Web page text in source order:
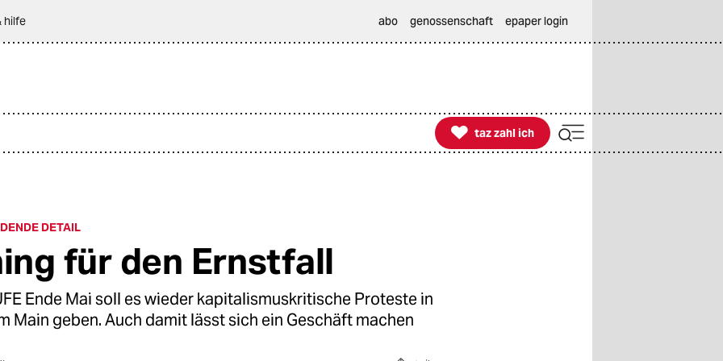
hilfe abo genossenschaft epaper login

taz zahl ich
taz zahl ich
DETAIL
für den Ernstfall
Ende Mai soll es wieder kapitalismuskritische Proteste in
Main geben. Auch damit lässt sich ein Geschäft machen